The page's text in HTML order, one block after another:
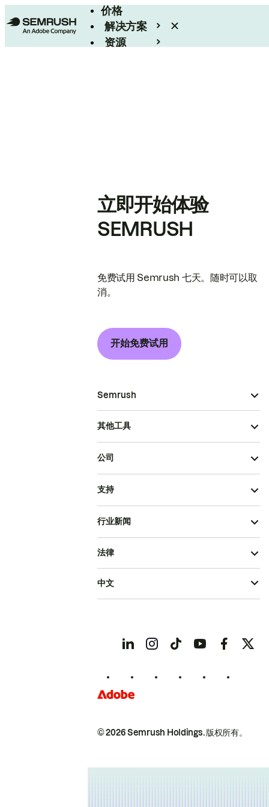
价格
解决方案
资源
立即开始体验
SEMRUSH
免费试用 Semrush 七天。随时可以取
消。
开始免费试用
Semrush
其他工具
公司
支持
行业新闻
© 2026 Semrush Holdings.版权所有。
法律
中文